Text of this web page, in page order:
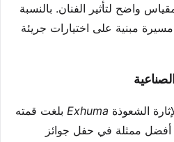
واضح لتأثير الفنان. بالنسبة
مسيرة مبنية على اختيارات جريئة
Exhuma بلغت قمته
أفضل ممثلة في حفل جوائز